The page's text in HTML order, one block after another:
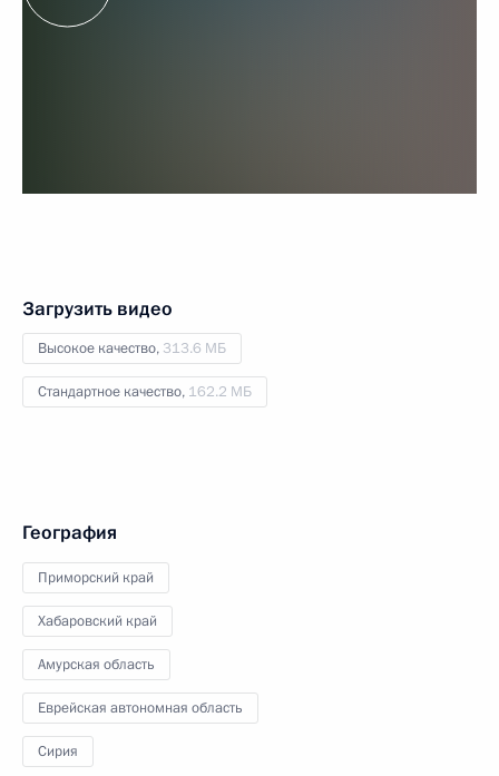
Загрузить видео
Высокое качество, 313.6 МБ
Стандартное качество, 162.2 МБ
География
Приморский край
Хабаровский край
Амурская область
Еврейская автономная область
Сирия